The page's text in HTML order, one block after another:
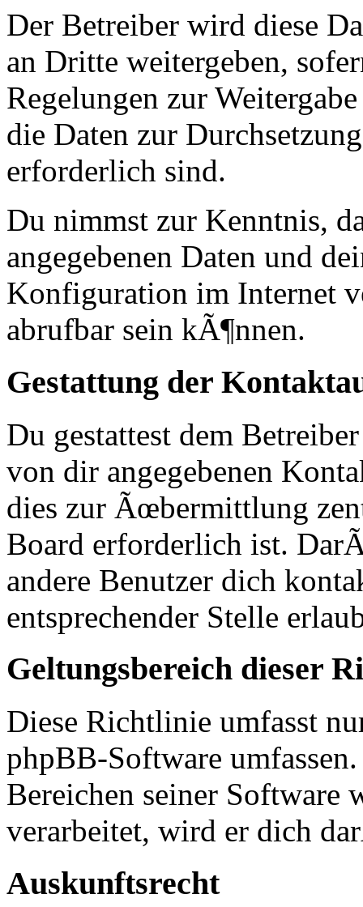
Der Betreiber wird diese
an Dritte weitergeben,
Regelungen zur
die Daten zur
erforderlich sind.
Du nimmst zur Kenntnis,
angegebenen Daten und
Konfiguration im Internet
abrufbar sein kÃ¶nnen.
Gestattung der
Du gestattest dem
von dir angegebenen
dies zur Ãœbermittlung
Board erforderlich ist.
andere Benutzer dich
entsprechender Stelle
Geltungsbereich dieser
Diese Richtlinie umfasst
phpBB-Software
Bereichen seiner Software
verarbeitet, wird er dich
Auskunftsrecht